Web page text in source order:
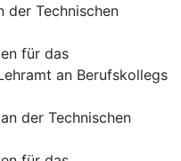
der Technischen
für das
an Berufskollegs
der Technischen